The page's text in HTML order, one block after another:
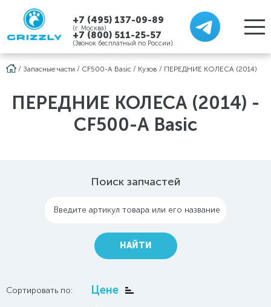
+7 (495) 137-09-89
(г. Москва)
+7 (800) 511-25-57
(Звонок бесплатный по России)
/ Запасные части / CF500-A Basic / Кузов / ПЕРЕДНИЕ КОЛЕСА (2014)
ПЕРЕДНИЕ КОЛЕСА (2014) -
CF500-A Basic
Поиск запчастей
Введите артикул товара или его название
НАЙТИ
Сортировать по: Цене